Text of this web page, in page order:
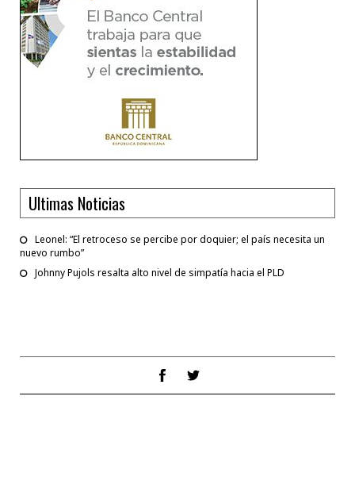
Ultimas Noticias
Leonel: “El retroceso se percibe por doquier; el país necesita un
nuevo rumbo”
Johnny Pujols resalta alto nivel de simpatía hacia el PLD